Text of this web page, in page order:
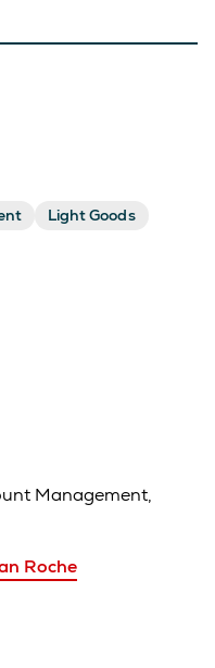
Light Goods
Management,
Roche